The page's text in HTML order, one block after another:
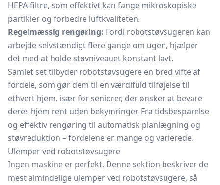
HEPA-filtre, som effektivt kan fange mikroskopiske
partikler og forbedre luftkvaliteten.
Regelmæssig rengøring: Fordi robotstøvsugeren kan
arbejde selvstændigt flere gange om ugen, hjælper
det med at holde støvniveauet konstant lavt.
Samlet set tilbyder robotstøvsugere en bred vifte af
fordele, som gør dem til en værdifuld tilføjelse til
ethvert hjem, især for seniorer, der ønsker at bevare
deres hjem rent uden bekymringer. Fra tidsbesparelse
og effektiv rengøring til automatisk planlægning og
støvreduktion – fordelene er mange og varierede.
Ulemper ved robotstøvsugere
Ingen maskine er perfekt. Denne sektion beskriver de
mest almindelige ulemper ved robotstøvsugere, så